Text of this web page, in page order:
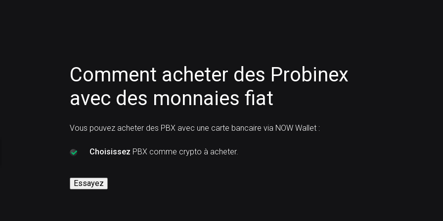
Comment acheter des Probinex
avec des monnaies fiat
Vous pouvez acheter des PBX avec une carte bancaire via NOW Wallet :
Choisissez PBX comme crypto à acheter.
Essayez